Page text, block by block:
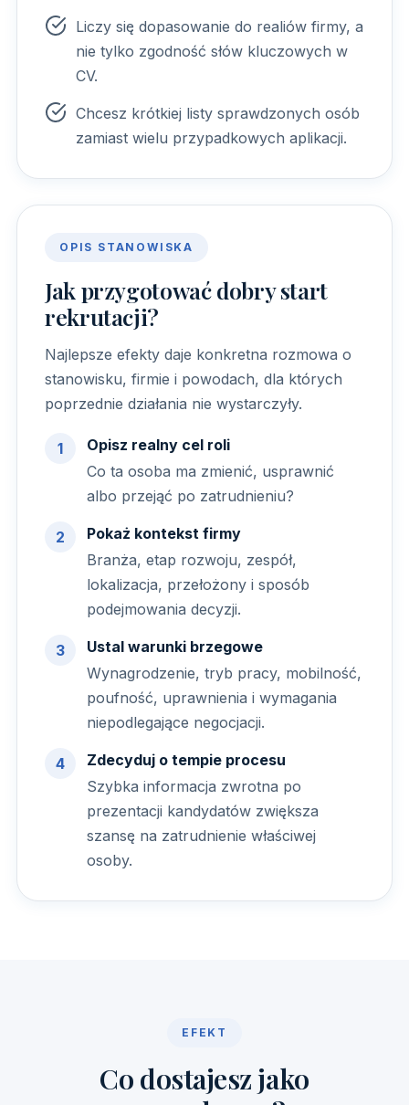
Liczy się dopasowanie do realiów firmy, a
nie tylko zgodność słów kluczowych w
CV.
Chcesz krótkiej listy sprawdzonych osób
zamiast wielu przypadkowych aplikacji.
OPIS STANOWISKA
Jak przygotować dobry start
rekrutacji?
Najlepsze efekty daje konkretna rozmowa o
stanowisku, firmie i powodach, dla których
poprzednie działania nie wystarczyły.
Opisz realny cel roli
Co ta osoba ma zmienić, usprawnić
albo przejąć po zatrudnieniu?
Pokaż kontekst firmy
Branża, etap rozwoju, zespół,
lokalizacja, przełożony i sposób
podejmowania decyzji.
Ustal warunki brzegowe
Wynagrodzenie, tryb pracy, mobilność,
poufność, uprawnienia i wymagania
niepodlegające negocjacji.
Zdecyduj o tempie procesu
Szybka informacja zwrotna po
prezentacji kandydatów zwiększa
szansę na zatrudnienie właściwej
osoby.
EFEKT
Co dostajesz jako